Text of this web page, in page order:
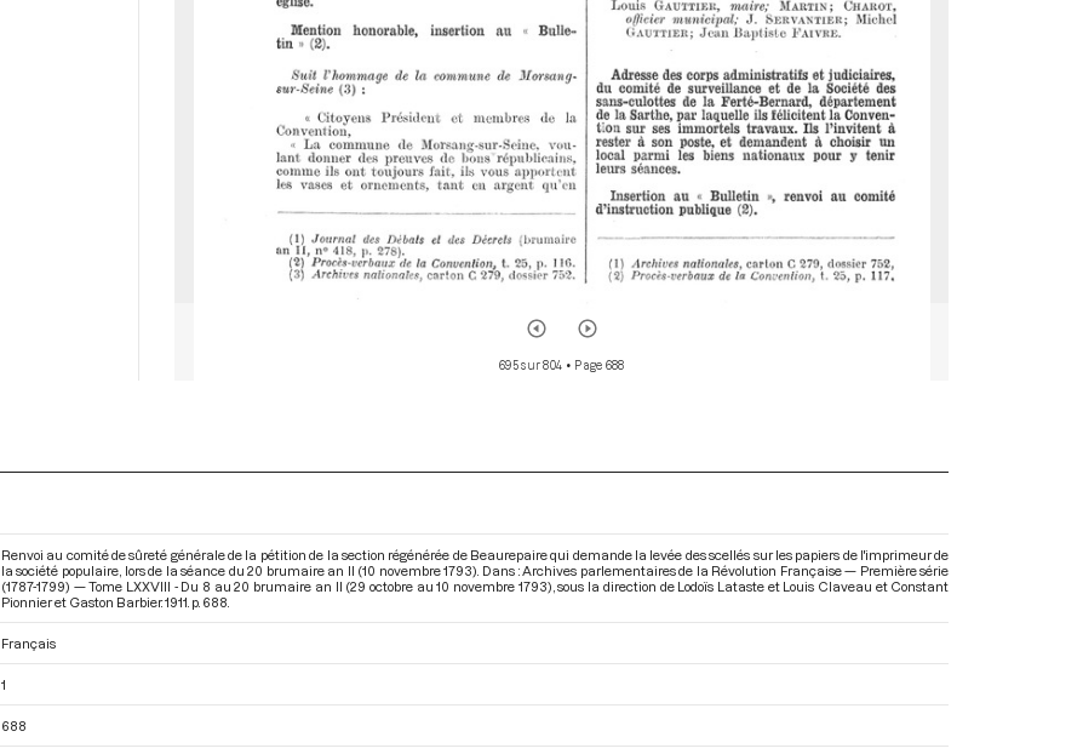
695 sur 804 • Page 688
Renvoi au comité de sûreté générale de la pétition de la section régénérée de Beaurepaire qui demande la levée des scellés sur les papiers de l'imprimeur de
la société populaire, lors de la séance du 20 brumaire an II (10 novembre 1793). Dans : Archives parlementaires de la Révolution Française — Première série
(1787-1799) — Tome LXXVIII - Du 8 au 20 brumaire an II (29 octobre au 10 novembre 1793) , sous la direction de Lodoïs Lataste et Louis Claveau et Constant
Pionnier et Gaston Barbier. 1911. p. 688.
Français
1
688